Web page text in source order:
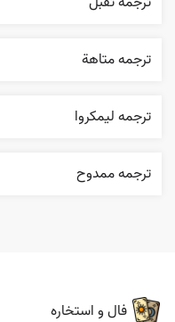
ترجمه متاهة
ترجمه ليمکروا
ترجمه ممدوح
فال و استخاره